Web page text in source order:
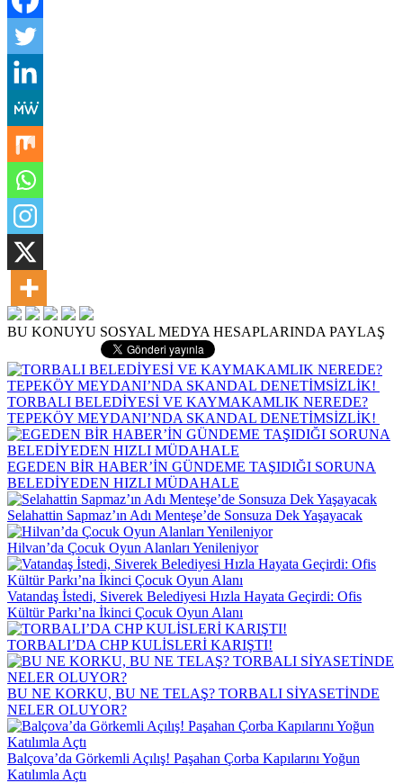
BU KONUYU SOSYAL MEDYA HESAPLARINDA PAYLAŞ
TORBALI BELEDİYESİ VE KAYMAKAMLIK NEREDE?
TEPEKÖY MEYDANI’NDA SKANDAL DENETİMSİZLİK!
EGEDEN BİR HABER’İN GÜNDEME TAŞIDIĞI SORUNA
BELEDİYEDEN HIZLI MÜDAHALE
Selahattin Sapmaz’ın Adı Menteşe’de Sonsuza Dek Yaşayacak
Hilvan’da Çocuk Oyun Alanları Yenileniyor
Vatandaş İstedi, Siverek Belediyesi Hızla Hayata Geçirdi: Ofis
Kültür Parkı’na İkinci Çocuk Oyun Alanı
TORBALI’DA CHP KULİSLERİ KARIŞTI!
BU NE KORKU, BU NE TELAŞ? TORBALI SİYASETİNDE
NELER OLUYOR?
Balçova’da Görkemli Açılış! Paşahan Çorba Kapılarını Yoğun
Katılımla Açtı